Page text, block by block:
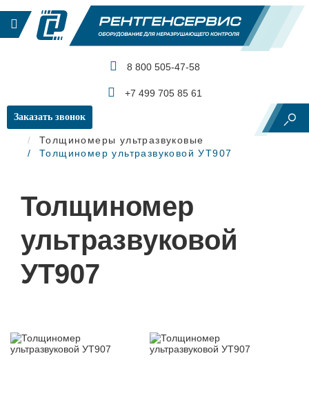
8 800 505-47-58
+7 499 705 85 61
Заказать звонок
Главная
Ультразвуковой контроль
Толщиномеры ультразвуковые
Толщиномер ультразвуковой УТ907
Толщиномер
ультразвуковой
УТ907